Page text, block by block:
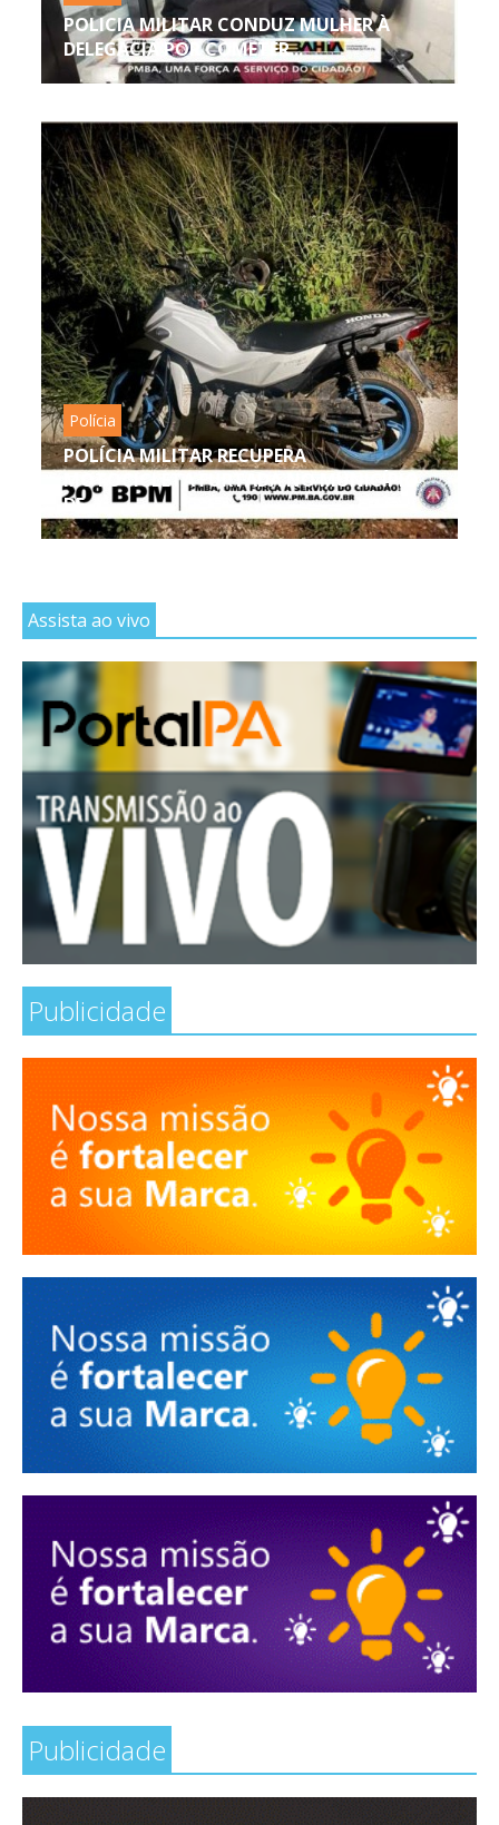
POLICIA MILITAR CONDUZ MULHER À
DELEGACIA POR COMETER...
Polícia
POLÍCIA MILITAR RECUPERA
MOTOCICLETA FURTADA NO MUNICÍPIO
DE...
Assista ao vivo
Publicidade
Publicidade